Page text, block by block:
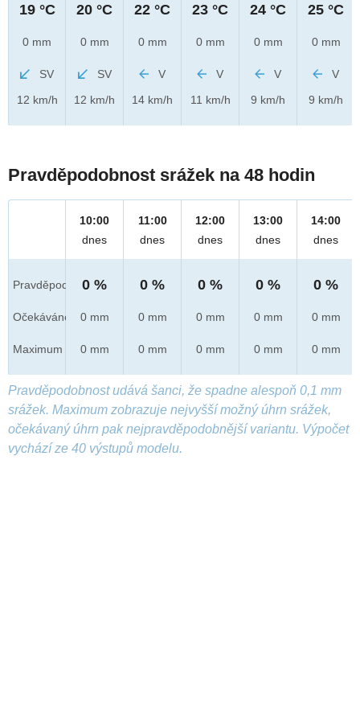
19 °C
0 mm
SV
12 km/h
20 °C
0 mm
SV
12 km/h
22 °C
0 mm
V
14 km/h
23 °C
0 mm
V
11 km/h
24 °C
0 mm
V
9 km/h
25 °C
0 mm
V
9 km/h
Pravděpodobnost srážek na 48 hodin
Pravděpod.
Očekáváno
Maximum
10:00
dnes
0 %
0 mm
0 mm
11:00
dnes
0 %
0 mm
0 mm
12:00
dnes
0 %
0 mm
0 mm
13:00
dnes
0 %
0 mm
0 mm
14:00
dnes
0 %
0 mm
0 mm
Pravděpodobnost udává šanci, že spadne alespoň 0,1 mm
srážek. Maximum zobrazuje nejvyšší možný úhrn srážek,
očekávaný úhrn pak nejpravděpodobnější variantu. Výpočet
vychází ze 40 výstupů modelu.